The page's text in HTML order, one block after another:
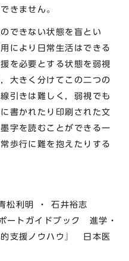
きません。
できない状態を盲とい
により日常生活はできる
を必要とする状態を弱視
大きく分けてこの二つの
引きは難しく，弱視でも
書かれたり印刷された文
字を読むことができる一
歩行に難を抱えたりする
松利明 ・ 石井裕志
ートガイドブック 進学・
的支援ノウハウ』 日本医